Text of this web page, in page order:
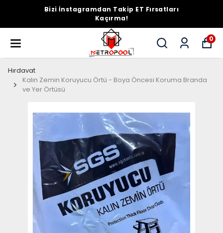
Bizi İnstagramdan Takip ET Fırsatları
Kaçırma!
0
Hırdavat
Kalın Zemin Koruyucu Örtü - Boya Öncesi Koruma Branda
ve Yer Örtüsü